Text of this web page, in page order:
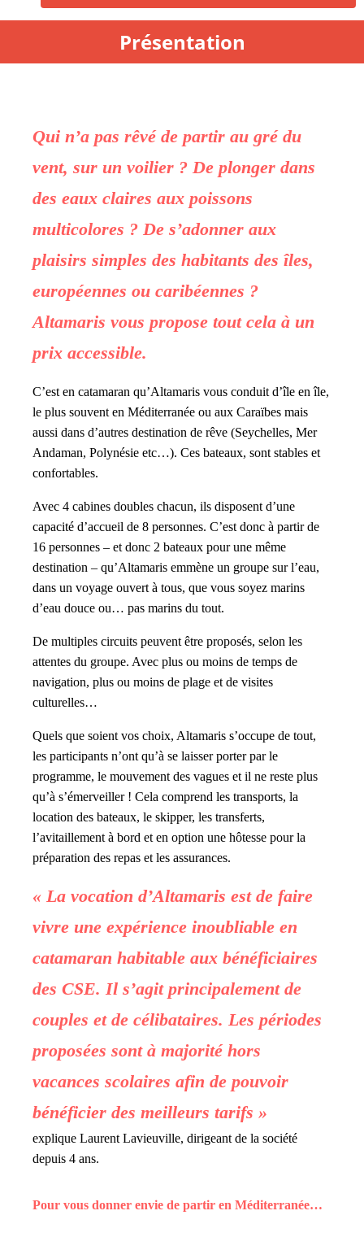
Présentation
Qui n’a pas rêvé de partir au gré du
vent, sur un voilier ? De plonger dans
des eaux claires aux poissons
multicolores ? De s’adonner aux
plaisirs simples des habitants des îles,
européennes ou caribéennes ?
Altamaris vous propose tout cela à un
prix accessible.
C’est en catamaran qu’Altamaris vous conduit d’île en île,
le plus souvent en Méditerranée ou aux Caraïbes mais
aussi dans d’autres destination de rêve (Seychelles, Mer
Andaman, Polynésie etc…). Ces bateaux, sont stables et
confortables.
Avec 4 cabines doubles chacun, ils disposent d’une
capacité d’accueil de 8 personnes. C’est donc à partir de
16 personnes – et donc 2 bateaux pour une même
destination – qu’Altamaris emmène un groupe sur l’eau,
dans un voyage ouvert à tous, que vous soyez marins
d’eau douce ou… pas marins du tout.
De multiples circuits peuvent être proposés, selon les
attentes du groupe. Avec plus ou moins de temps de
navigation, plus ou moins de plage et de visites
culturelles…
Quels que soient vos choix, Altamaris s’occupe de tout,
les participants n’ont qu’à se laisser porter par le
programme, le mouvement des vagues et il ne reste plus
qu’à s’émerveiller ! Cela comprend les transports, la
location des bateaux, le skipper, les transferts,
l’avitaillement à bord et en option une hôtesse pour la
préparation des repas et les assurances.
« La vocation d’Altamaris est de faire
vivre une expérience inoubliable en
catamaran habitable aux bénéficiaires
des CSE. Il s’agit principalement de
couples et de célibataires. Les périodes
proposées sont à majorité hors
vacances scolaires afin de pouvoir
bénéficier des meilleurs tarifs »
explique Laurent Lavieuville, dirigeant de la société
depuis 4 ans.
Pour vous donner envie de partir en Méditerranée…